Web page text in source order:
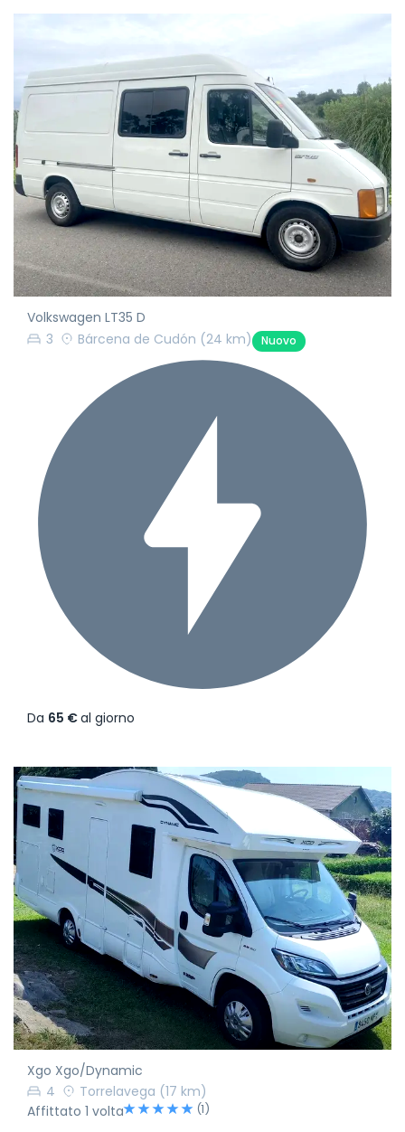
Volkswagen LT35 D
3
Bárcena de Cudón (24 km) Nuovo
Da 65 €al giorno
Xgo Xgo/Dynamic
4
Torrelavega (17 km)
Affittato 1 volta
(1)